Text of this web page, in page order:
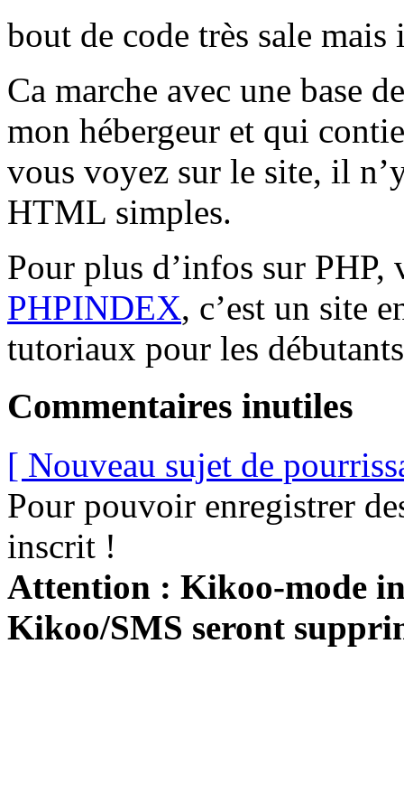
bout de code très sale
Ca marche avec une base
mon hébergeur et qui
vous voyez sur le site, il
HTML simples.
Pour plus d’infos sur PHP,
PHPINDEX, c’est un site
tutoriaux pour les
Commentaires inutiles
[ Nouveau sujet de
Pour pouvoir enregistrer
inscrit !
Attention : Kikoo-mode
Kikoo/SMS seront